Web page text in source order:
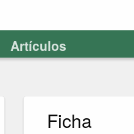
Artículos
Ficha